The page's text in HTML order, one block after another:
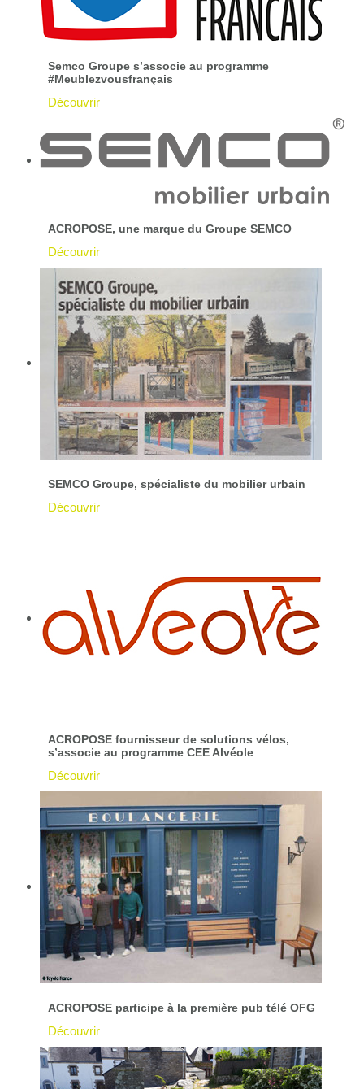
Semco Groupe s’associe au programme
#Meublezvousfrançais
Découvrir
ACROPOSE, une marque du Groupe SEMCO
Découvrir
SEMCO Groupe, spécialiste du mobilier urbain
Découvrir
ACROPOSE fournisseur de solutions vélos,
s’associe au programme CEE Alvéole
Découvrir
ACROPOSE participe à la première pub télé OFG
Découvrir